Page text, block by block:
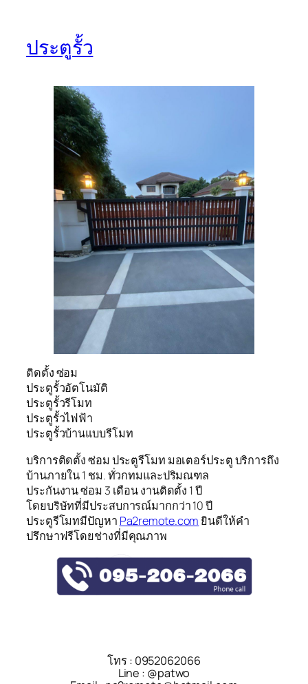
ประตูรั้ว
ติดตั้ง ซ่อม
ประตูรั้วอัตโนมัติ
ประตูรั้วรีโมท
ประตูรั้วไฟฟ้า
ประตูรั้วบ้านแบบรีโมท
บริการติดตั้ง ซ่อม ประตูรีโมท มอเตอร์ประตู บริการถึง
บ้านภายใน 1 ชม. ทั่วกทมและปริมณฑล
ประกันงาน ซ่อม 3 เดือน งานติดตั้ง 1 ปี
โดยบริษัทที่มีประสบการณ์มากกว่า 10 ปี
ประตูรีโมทมีปัญหา Pa2remote.com ยินดีให้คำ
ปรึกษาฟรีโดยช่างที่มีคุณภาพ
โทร : 0952062066
Line : @patwo